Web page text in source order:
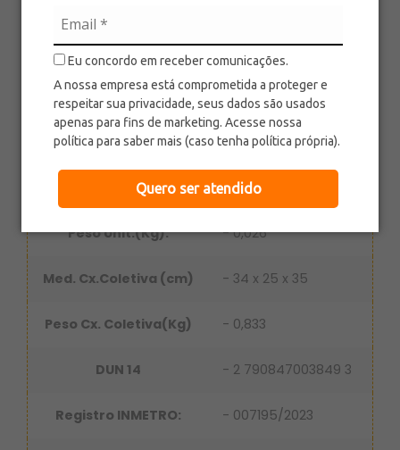
Eu concordo em receber comunicações.
A nossa empresa está comprometida a proteger e
respeitar sua privacidade, seus dados são usados
apenas para fins de marketing. Acesse nossa
política para saber mais (caso tenha política própria).
Quero ser atendido
Idade: - +4 meses
Unid: - 6
EAN 13 - 7908470038499
Medida Unit.(cm): - 6 x 10 x 1,8
Peso Unit.(Kg): - 0,026
Med. Cx.Coletiva (cm) - 34 x 25 x 35
Peso Cx. Coletiva(Kg) - 0,833
DUN 14 - 2 790847003849 3
Registro INMETRO: - 007195/2023